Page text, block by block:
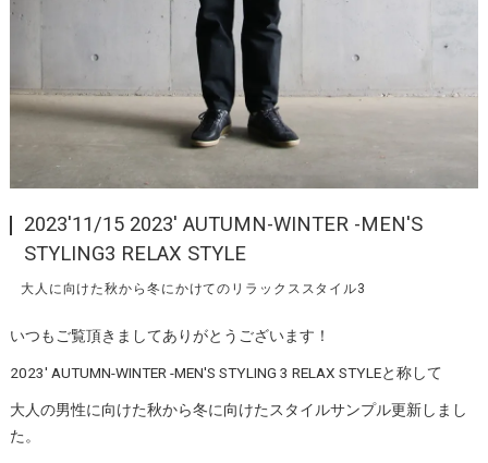
2023'11/15 2023' AUTUMN-WINTER -MEN'S
STYLING3 RELAX STYLE
大人に向けた秋から冬にかけてのリラックススタイル3
いつもご覧頂きましてありがとうございます！
2023' AUTUMN-WINTER -MEN'S STYLING 3 RELAX STYLEと称して
大人の男性に向けた秋から冬に向けたスタイルサンプル更新しまし
た。